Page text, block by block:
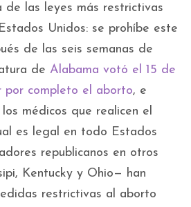
de las leyes más restrictivas
Unidos: se prohíbe este
de las seis semanas de
de Alabama votó el 15 de
por completo el aborto, e
médicos que realicen el
es legal en todo Estados
republicanos en otros
Kentucky y Ohio— han
restrictivas al aborto